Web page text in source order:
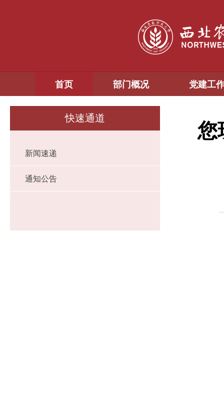
首页 部门概况 党建工
快速通道
新闻速递
通知公告
您